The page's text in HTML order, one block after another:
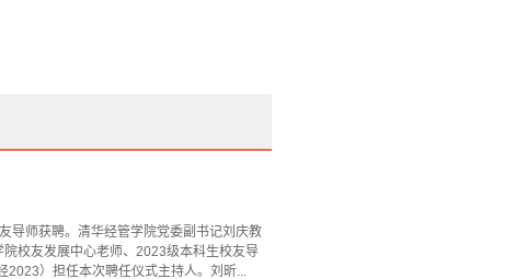
导师获聘。清华经管学院党委副书记刘庆教
校友发展中心老师、2023级本科生校友导
2023）担任本次聘任仪式主持人。刘昕...